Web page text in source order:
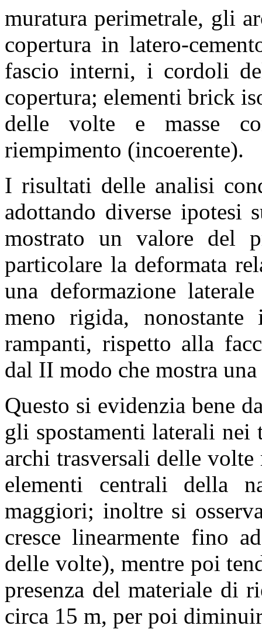
muratura perimetrale, gli
copertura in latero-
fascio interni, i cordoli
copertura; elementi brick
delle volte e masse
riempimento (incoerente).
I risultati delle analisi
adottando diverse ipotesi
mostrato un valore del
particolare la deformata
una deformazione
meno rigida,
rampanti, rispetto alla
dal II modo che mostra
Questo si evidenzia bene
gli spostamenti laterali
archi trasversali delle
elementi centrali della
maggiori; inoltre si
cresce linearmente fino
delle volte), mentre poi
presenza del materiale di
circa 15 m, per poi